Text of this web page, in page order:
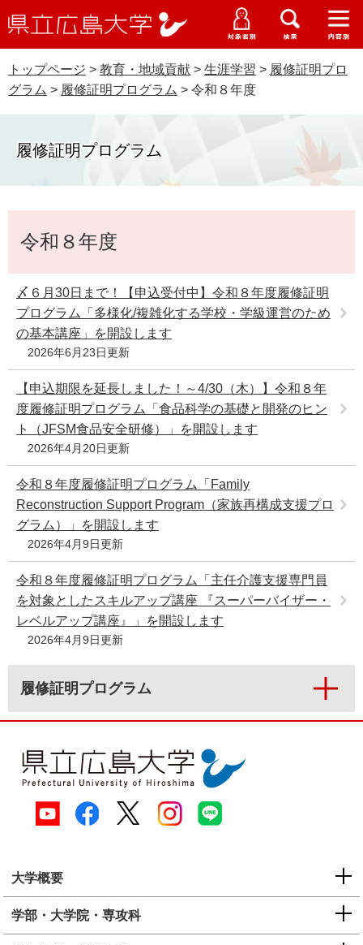
ー
ジ
先
頭
ニ
ュ
を
飛
文
ニ
ュ
ー
ニ
ュ
ー
ニ
ュ
ー
立
大
学
受験生の皆さま
在学生の皆さま
卒業生の皆さま
研究者の皆さま
教職員の皆さま
受験生特設サイト
WEB版大学案内
資料請求
交通アクセス
English
中文簡体
G
カ
ス
大学概要
学部・大学院・専攻科
学生生活・就職支援
研究・地域連携・国際交流
入試情報
トップページ > 教育・地域貢献 > 生涯学習 > 履修証明プロ
グラム > 履修証明プログラム > 令和８年度
履修証明プログラム
文令和８年度
〆６月30日まで！【申込受付中】令和８年度履修証明
プログラム「多様化/複雑化する学校・学級運営のため
の基本講座」を開設します
2026年6月23日更新
【申込期限を延長しました！～4/30（木）】令和８年
度履修証明プログラム「食品科学の基礎と開発のヒン
ト（JFSM食品安全研修）」を開設します
2026年4月20日更新
令和８年度履修証明プログラム「Family
Reconstruction Support Program（家族再構成支援プロ
グラム）」を開設します
2026年4月9日更新
令和８年度履修証明プログラム「主任介護支援専門員
を対象としたスキルアップ講座 『スーパーバイザー・
レベルアップ講座』」を開設します
2026年4月9日更新
履修証明プログラム
大学概要
学部・大学院・専攻科